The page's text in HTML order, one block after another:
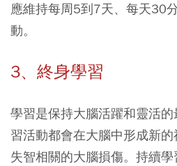
應維持每周5到7天、每天30
動。
3、終身學習
學習是保持大腦活躍和靈活
習活動都會在大腦中形成新
失智相關的大腦損傷。持續